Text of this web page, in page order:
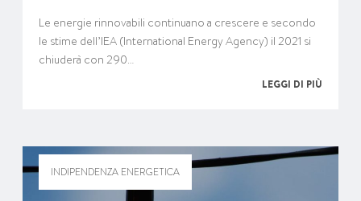
Le energie rinnovabili continuano a crescere e secondo
le stime dell’IEA (International Energy Agency) il 2021 si
chiuderà con 290…
LEGGI DI PIÙ
INDIPENDENZA ENERGETICA